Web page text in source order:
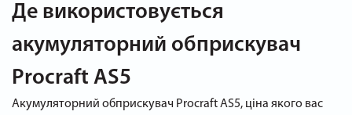
Де використовується
акумуляторний обприскувач
Procraft AS5
Акумуляторний обприскувач Procraft AS5, ціна якого вас